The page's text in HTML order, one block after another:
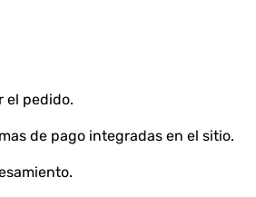
el pedido.
de pago integradas en el sitio.